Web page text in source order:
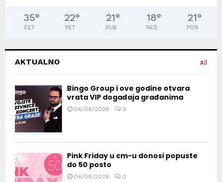
35°
ČET
22°
PET
21°
SUB
18°
NED
21°
PON
AKTUALNO All
Bingo Group i ove godine otvara
vrata VIP događaja građanima
06/08/2026 0
Pink Friday u cm-u donosi popuste
do 50 posto
06/08/2026 0